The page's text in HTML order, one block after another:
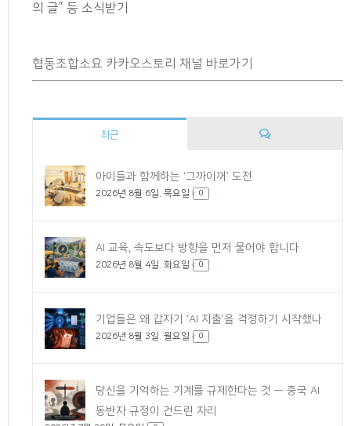
의 글” 등 소식받기
협동조합소요 카카오스토리 채널 바로가기
최근
아이들과 함께하는 ‘그까이꺼’ 도전
2026년 8월 6일. 목요일 0
AI 교육, 속도보다 방향을 먼저 물어야 합니다
2026년 8월 4일. 화요일 0
기업들은 왜 갑자기 ‘AI 지출’을 걱정하기 시작했나
2026년 8월 3일. 월요일 0
당신을 기억하는 기계를 규제한다는 것 — 중국 AI
동반자 규정이 건드린 자리